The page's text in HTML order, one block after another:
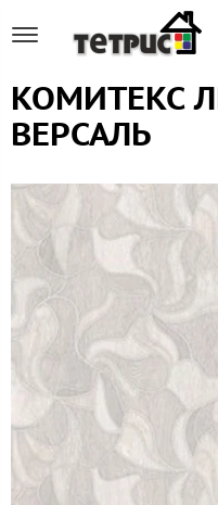
КОМИТЕКС
ВЕРСАЛЬ